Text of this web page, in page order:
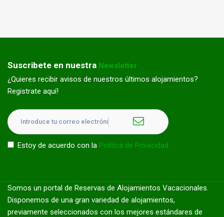
Suscribete en nuestra Newsletter
¿Quieres recibir avisos de nuestros últimos alojamientos?
Registrate aquí!
Estoy de acuerdo con la Política de Privacidad
Somos un portal de Reservas de Alojamientos Vacacionales.
Disponemos de una gran variedad de alojamientos,
previamente seleccionados con los mejores estándares de